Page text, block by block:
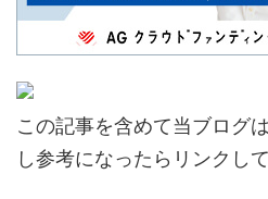
この記事を含めて当ブログ
し参考になったらリンクし